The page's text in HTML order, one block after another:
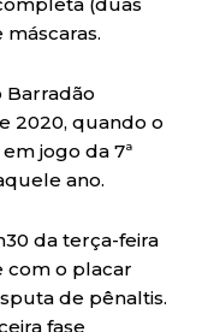
2020, quando o
em jogo da 7ª
ano.
da terça-feira
com o placar
de pênaltis.
fase